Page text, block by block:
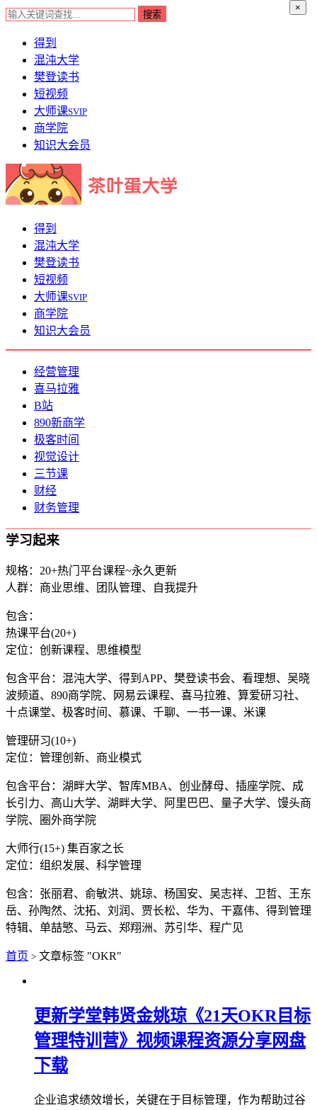
×
得到
混沌大学
樊登读书
短视频
大师课SVIP
商学院
知识大会员
得到
混沌大学
樊登读书
短视频
大师课SVIP
商学院
知识大会员
经营管理
喜马拉雅
B站
890新商学
极客时间
视觉设计
三节课
财经
财务管理
学习起来
规格：20+热门平台课程~永久更新
人群：商业思维、团队管理、自我提升
包含：
热课平台(20+)
定位：创新课程、思维模型
包含平台：混沌大学、得到APP、樊登读书会、看理想、吴晓
波频道、890商学院、网易云课程、喜马拉雅、算爱研习社、
十点课堂、极客时间、慕课、千聊、一书一课、米课
管理研习(10+)
定位：管理创新、商业模式
包含平台：湖畔大学、智库MBA、创业酵母、插座学院、成
长引力、高山大学、湖畔大学、阿里巴巴、量子大学、馒头商
学院、圈外商学院
大师行(15+) 集百家之长
定位：组织发展、科学管理
包含：张丽君、俞敏洪、姚琼、杨国安、吴志祥、卫哲、王东
岳、孙陶然、沈拓、刘润、贾长松、华为、干嘉伟、得到管理
特辑、单喆慜、马云、郑翔洲、苏引华、程广见
首页 > 文章标签 "OKR"
更新学堂韩贤金姚琼《21天OKR目标
管理特训营》视频课程资源分享网盘
下载
企业追求绩效增长，关键在于目标管理，作为帮助过谷